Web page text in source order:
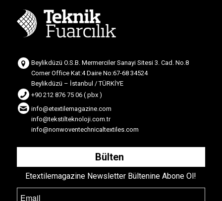
Beylikdüzü O.S.B. Mermerciler Sanayi Sitesi 3. Cad. No.8
Corner Office Kat:4 Daire No:67-68 34524
Beylikdüzü – İstanbul / TÜRKİYE
+90 212 876 75 06 ( pbx )
info@etextilemagazine.com
info@tekstilteknoloji.com.tr
info@nonwoventechnicaltextiles.com
Bülten
Etextilemagazine Newsletter Bültenine Abone Ol!